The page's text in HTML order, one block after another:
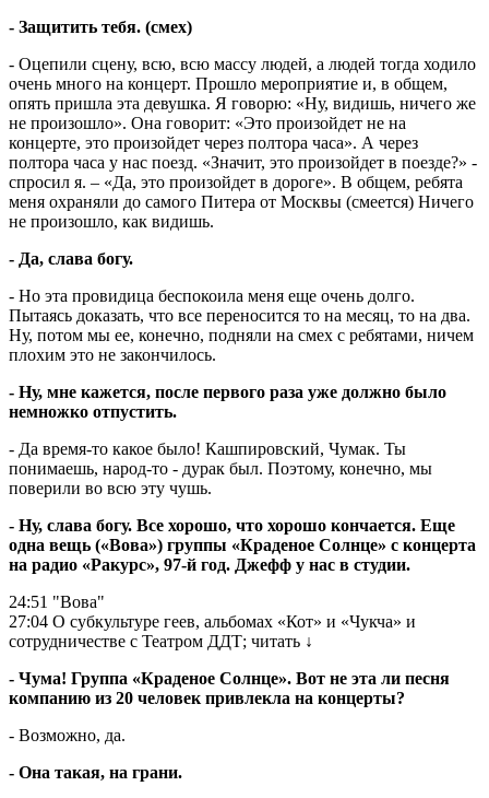
- Защитить тебя. (смех)
- Оцепили сцену, всю, всю массу людей, а людей тогда ходило
очень много на концерт. Прошло мероприятие и, в общем,
опять пришла эта девушка. Я говорю: «Ну, видишь, ничего же
не произошло». Она говорит: «Это произойдет не на
концерте, это произойдет через полтора часа». А через
полтора часа у нас поезд. «Значит, это произойдет в поезде?» -
спросил я. – «Да, это произойдет в дороге». В общем, ребята
меня охраняли до самого Питера от Москвы (смеется) Ничего
не произошло, как видишь.
- Да, слава богу.
- Но эта провидица беспокоила меня еще очень долго.
Пытаясь доказать, что все переносится то на месяц, то на два.
Ну, потом мы ее, конечно, подняли на смех с ребятами, ничем
плохим это не закончилось.
- Ну, мне кажется, после первого раза уже должно было
немножко отпустить.
- Да время-то какое было! Кашпировский, Чумак. Ты
понимаешь, народ-то - дурак был. Поэтому, конечно, мы
поверили во всю эту чушь.
- Ну, слава богу. Все хорошо, что хорошо кончается. Еще
одна вещь («Вова») группы «Краденое Солнце» с концерта
на радио «Ракурс», 97-й год. Джефф у нас в студии.
24:51 "Вова"
27:04 О субкультуре геев, альбомах «Кот» и «Чукча» и
сотрудничестве с Театром ДДТ; читать ↓
- Чума! Группа «Краденое Солнце». Вот не эта ли песня
компанию из 20 человек привлекла на концерты?
- Возможно, да.
- Она такая, на грани.